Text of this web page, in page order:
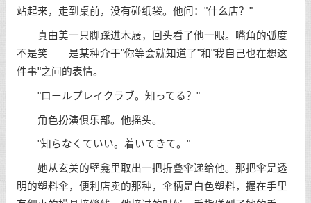
站起来，走到桌前，没有碰纸袋。他问："什么店？"
真由美一只脚踩进木屐，回头看了他一眼。嘴角的弧度
不是笑——是某种介于"你等会就知道了"和"我自己也在想这
件事"之间的表情。
"ロールプレイクラブ。知ってる？"
角色扮演俱乐部。他摇头。
"知らなくていい。着いてきて。"
她从玄关的壁龛里取出一把折叠伞递给他。那把伞是透
明的塑料伞，便利店卖的那种，伞柄是白色塑料，握在手里